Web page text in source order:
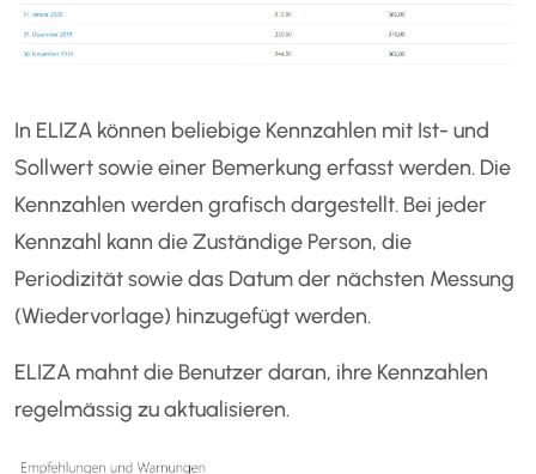
In ELIZA können beliebige Kennzahlen mit Ist- und
Sollwert sowie einer Bemerkung erfasst werden. Die
Kennzahlen werden grafisch dargestellt. Bei jeder
Kennzahl kann die Zuständige Person, die
Periodizität sowie das Datum der nächsten Messung
(Wiedervorlage) hinzugefügt werden.
ELIZA mahnt die Benutzer daran, ihre Kennzahlen
regelmässig zu aktualisieren.